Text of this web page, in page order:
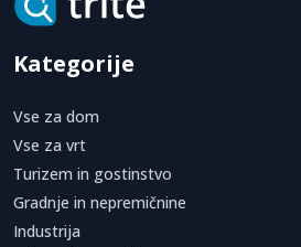
Kategorije
Vse za dom
Vse za vrt
Turizem in gostinstvo
Gradnje in nepremičnine
Industrija